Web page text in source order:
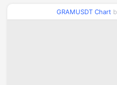
GRAMUSDT Chart